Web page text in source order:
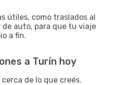
útiles, como traslados al
auto, para que tu viaje
a fin.
a Turín hoy
de lo que creés.